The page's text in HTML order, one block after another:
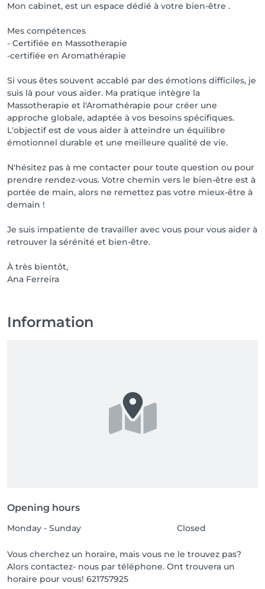
Mon cabinet, est un espace dédié à votre bien-être .
Mes compétences
- Certifiée en Massotherapie
-certifiée en Aromathérapie
Si vous êtes souvent accablé par des émotions difficiles, je
suis là pour vous aider. Ma pratique intègre la
Massotherapie et l'Aromathérapie pour créer une
approche globale, adaptée à vos besoins spécifiques.
L'objectif est de vous aider à atteindre un équilibre
émotionnel durable et une meilleure qualité de vie.
N'hésitez pas à me contacter pour toute question ou pour
prendre rendez-vous. Votre chemin vers le bien-être est à
portée de main, alors ne remettez pas votre mieux-être à
demain !
Je suis impatiente de travailler avec vous pour vous aider à
retrouver la sérénité et bien-être.
À très bientôt,
Ana Ferreira
Information
Opening hours
Monday - Sunday Closed
Vous cherchez un horaire, mais vous ne le trouvez pas?
Alors contactez- nous par téléphone. Ont trouvera un
horaire pour vous! 621757925